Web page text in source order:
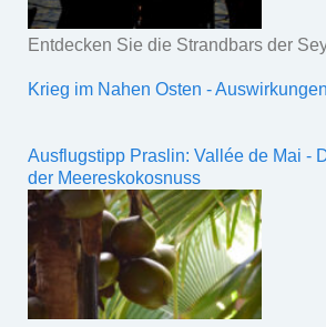
Entdecken Sie die Strandbars der
Krieg im Nahen Osten -
Ausflugstipp Praslin: Vallée de Mai -
der Meereskokosnuss